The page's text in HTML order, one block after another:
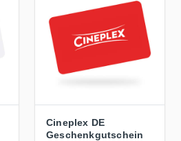
Cineplex DE
Geschenkgutschein